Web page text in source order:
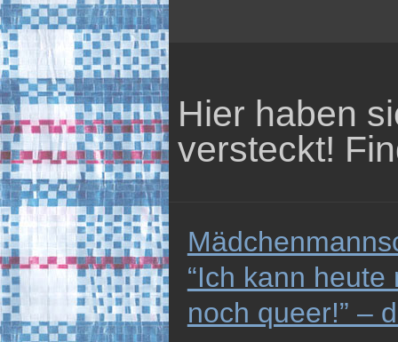
Hier haben
versteckt!
“Ich kann
noch queer!” –